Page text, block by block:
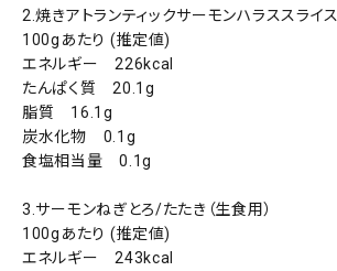
2.焼きアトランティックサーモンハラススライス
100gあたり (推定値)
エネルギー 226kcal
たんぱく質 20.1g
脂質 16.1g
炭水化物 0.1g
食塩相当量 0.1g
3.サーモンねぎとろ/たたき（生食用）
100gあたり (推定値)
エネルギー 243kcal